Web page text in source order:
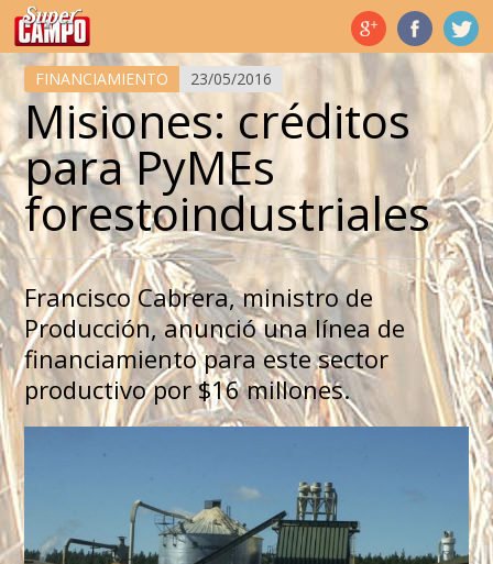
Temas de hoy
FINANCIAMIENTO 23/05/2016
Misiones: créditos
para PyMEs
forestoindustriales
Francisco Cabrera, ministro de
Producción, anunció una línea de
financiamiento para este sector
productivo por $16 millones.